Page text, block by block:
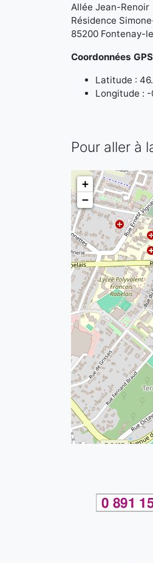
Allée Jean-Renoir
Résidence
85200 Fontenay-
Coordonnées
Latitude :
Longitude :
Pour aller à
+
−